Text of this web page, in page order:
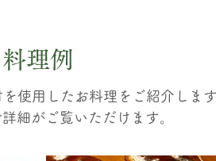
料理例
使用したお料理をご紹介しま
細がご覧いただけます。